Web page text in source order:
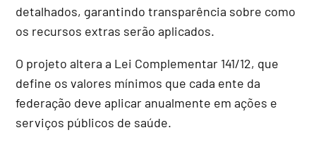
detalhados, garantindo transparência sobre como
os recursos extras serão aplicados.
O projeto altera a Lei Complementar 141/12, que
define os valores mínimos que cada ente da
federação deve aplicar anualmente em ações e
serviços públicos de saúde.